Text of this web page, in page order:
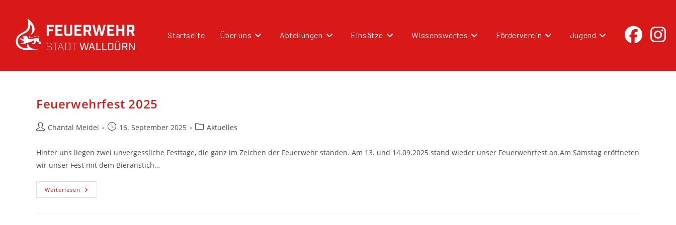
Startseite Über uns Abteilungen Einsätze Wissenswertes Förderverein Jugend
Feuerwehrfest 2025
Chantal Meidel 16. September 2025 Aktuelles
Hinter uns liegen zwei unvergessliche Festtage, die ganz im Zeichen der Feuerwehr standen. Am 13. und 14.09.2025 stand wieder unser Feuerwehrfest an.Am Samstag eröffneten
wir unser Fest mit dem Bieranstich…
Weiterlesen